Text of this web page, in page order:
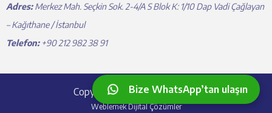
Adres:Merkez Mah. Seçkin Sok. 2-4/A S Blok K: 1/10 Dap Vadi Çağlayan
– Kağıthane / İstanbul
Telefon:+90 212 982 38 91
Copyright © 2024 Aim Gastro
Weblemek Dijital Çözümler
Bize WhatsApp’tan ulaşın